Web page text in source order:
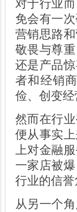
对于行业
免会有一
营销思路
敬畏与尊
还是产品
者和经销
俭、创变
然而在行
便从事实
上对金融
一家店被
行业的信誉
从另一个